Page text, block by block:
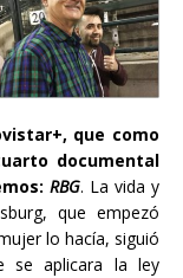
que como
documental
RBG. La vida y
que empezó
lo hacía, siguió
se aplicara la ley